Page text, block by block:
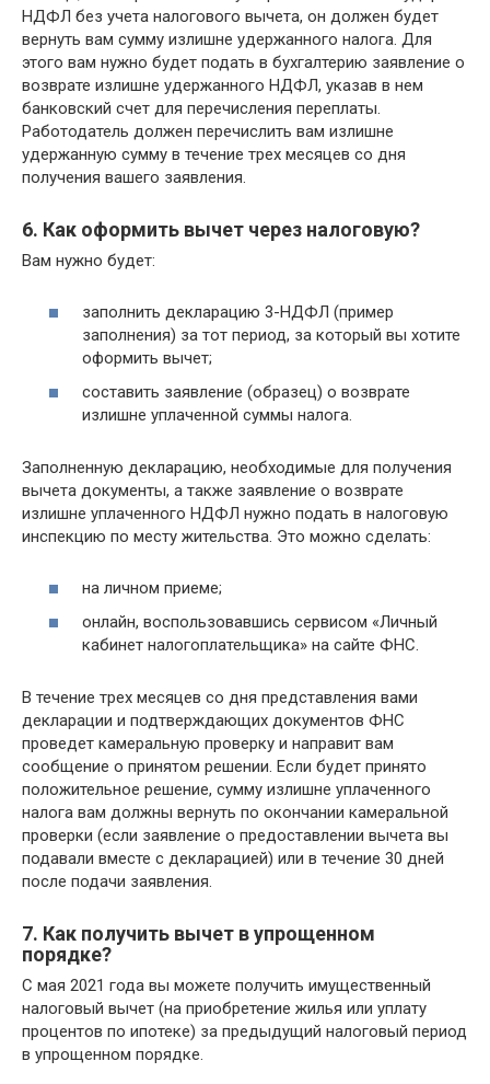
НДФЛ без учета налогового вычета, он должен будет
вернуть вам сумму излишне удержанного налога. Для
этого вам нужно будет подать в бухгалтерию заявление о
возврате излишне удержанного НДФЛ, указав в нем
банковский счет для перечисления переплаты.
Работодатель должен перечислить вам излишне
удержанную сумму в течение трех месяцев со дня
получения вашего заявления.
6. Как оформить вычет через налоговую?
Вам нужно будет:
заполнить декларацию 3-НДФЛ (пример
заполнения) за тот период, за который вы хотите
оформить вычет;
составить заявление (образец) о возврате
излишне уплаченной суммы налога.
Заполненную декларацию, необходимые для получения
вычета документы, а также заявление о возврате
излишне уплаченного НДФЛ нужно подать в налоговую
инспекцию по месту жительства. Это можно сделать:
на личном приеме;
онлайн, воспользовавшись сервисом «Личный
кабинет налогоплательщика» на сайте ФНС.
В течение трех месяцев со дня представления вами
декларации и подтверждающих документов ФНС
проведет камеральную проверку и направит вам
сообщение о принятом решении. Если будет принято
положительное решение, сумму излишне уплаченного
налога вам должны вернуть по окончании камеральной
проверки (если заявление о предоставлении вычета вы
подавали вместе с декларацией) или в течение 30 дней
после подачи заявления.
7. Как получить вычет в упрощенном
порядке?
С мая 2021 года вы можете получить имущественный
налоговый вычет (на приобретение жилья или уплату
процентов по ипотеке) за предыдущий налоговый период
в упрощенном порядке.